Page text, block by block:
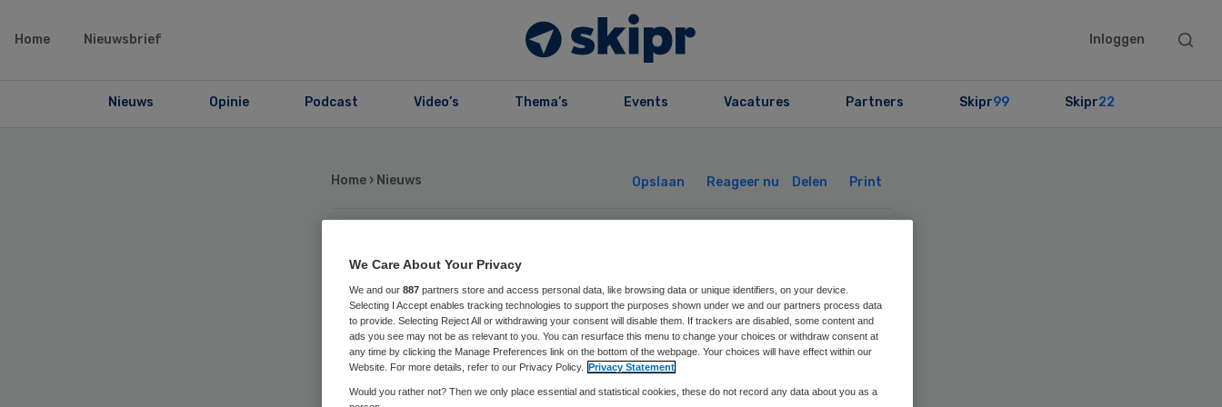
Home Nieuwsbrief Inloggen
Search
Nieuws Opinie Podcast Video’s Thema’s Events Vacatures Partners Skipr99 Skipr22
Home › Nieuws Opslaan Reageer nu Delen Print
GGZ Friesland
vergoedt deel eigen
bijdrage
We Care About Your Privacy
We and our 887 partners store and access personal data, like browsing data or unique identifiers, on your device.
Selecting I Accept enables tracking technologies to support the purposes shown under we and our partners process data
to provide. Selecting Reject All or withdrawing your consent will disable them. If trackers are disabled, some content and
ads you see may not be as relevant to you. You can resurface this menu to change your choices or withdraw consent at
any time by clicking the Manage Preferences link on the bottom of the webpage. Your choices will have effect within our
Website. For more details, refer to our Privacy Policy.
Privacy Statement
Would you rather not? Then we only place essential and statistical cookies, these do not record any data about you as a